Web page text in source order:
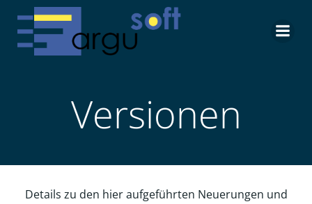
Zum
Inhalt
Versionen
Details zu den hier aufgeführten Neuerungen und